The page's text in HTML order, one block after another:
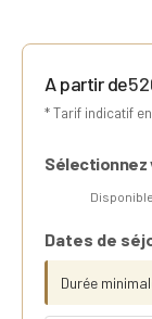
A partir de
* Tarif indicatif
Sélectionnez
Disponible
Dates de
Durée